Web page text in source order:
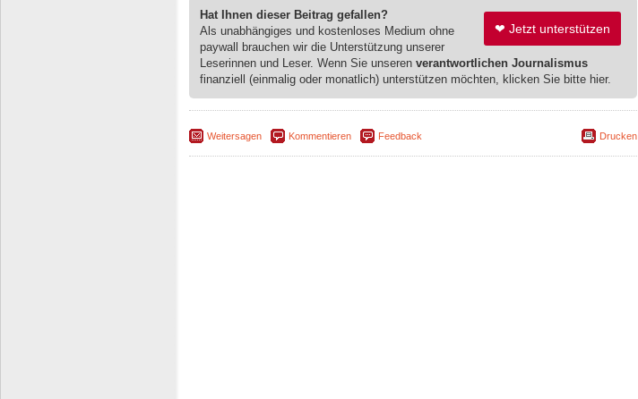
❤ Jetzt unterstützen
Hat Ihnen dieser Beitrag gefallen?
Als unabhängiges und kostenloses Medium ohne
paywall brauchen wir die Unterstützung unserer
Leserinnen und Leser. Wenn Sie unseren verantwortlichen Journalismus
finanziell (einmalig oder monatlich) unterstützen möchten, klicken Sie bitte hier.
Weitersagen Kommentieren Feedback Drucken